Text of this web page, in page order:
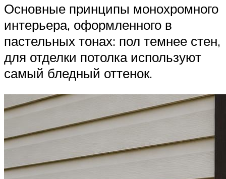
Основные принципы монохромного
интерьера, оформленного в
пастельных тонах: пол темнее стен,
для отделки потолка используют
самый бледный оттенок.